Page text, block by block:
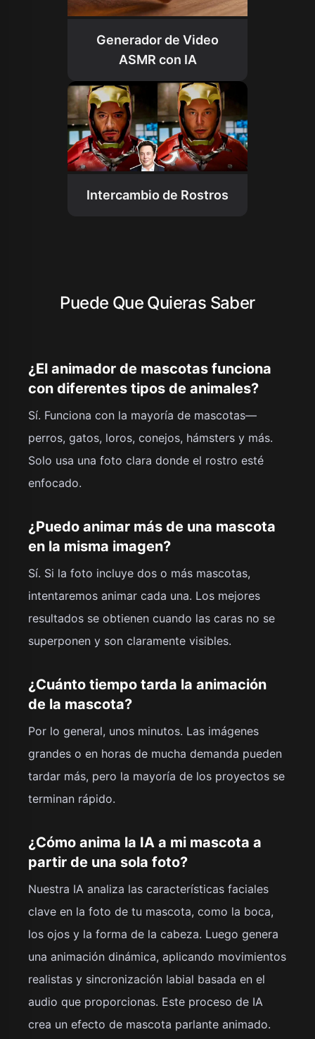
Generador de Video
ASMR con IA
Intercambio de Rostros
Puede Que Quieras Saber
¿El animador de mascotas funciona
con diferentes tipos de animales?
Sí. Funciona con la mayoría de mascotas—
perros, gatos, loros, conejos, hámsters y más.
Solo usa una foto clara donde el rostro esté
enfocado.
¿Puedo animar más de una mascota
en la misma imagen?
Sí. Si la foto incluye dos o más mascotas,
intentaremos animar cada una. Los mejores
resultados se obtienen cuando las caras no se
superponen y son claramente visibles.
¿Cuánto tiempo tarda la animación
de la mascota?
Por lo general, unos minutos. Las imágenes
grandes o en horas de mucha demanda pueden
tardar más, pero la mayoría de los proyectos se
terminan rápido.
¿Cómo anima la IA a mi mascota a
partir de una sola foto?
Nuestra IA analiza las características faciales
clave en la foto de tu mascota, como la boca,
los ojos y la forma de la cabeza. Luego genera
una animación dinámica, aplicando movimientos
realistas y sincronización labial basada en el
audio que proporcionas. Este proceso de IA
crea un efecto de mascota parlante animado.